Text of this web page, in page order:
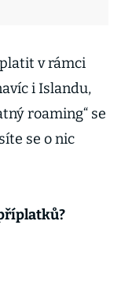
v rámci
i Islandu,
roaming“ se
se o nic